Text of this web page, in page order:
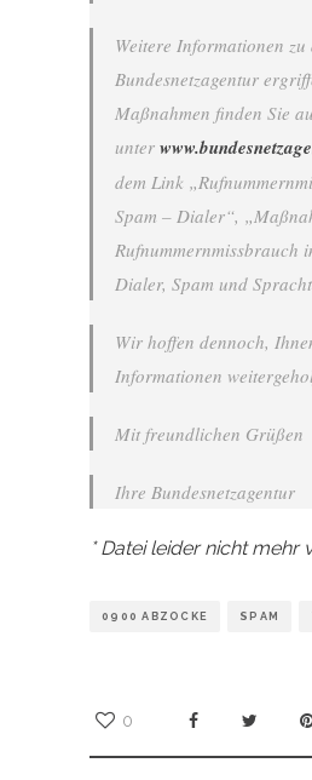
Weitere Informationen
Bundesnetzagentur
Maßnahmen finden Sie
unter
dem Link
Spam – Dialer“,
Rufnummernmissbrauch
Dialer, Spam und
Wir hoffen dennoch,
Informationen
Mit freundlichen Grüßen
Ihre Bundesnetzagentur
* Datei leider nicht mehr
0900 ABZOCKE SPAM
0